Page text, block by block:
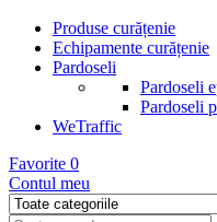
Produse curățenie
Echipamente curățenie
Pardoseli
Pardoseli
Pardoseli
WeTraffic
Favorite 0
Contul meu